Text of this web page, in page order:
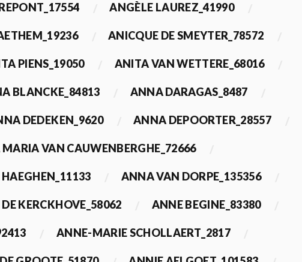
ANGÈLE LAUREZ_41990
ANICQUE DE SMEYTER_78572
PIENS_19050 ANITA VAN WETTERE_68016
BLANCKE_84813 ANNA DARAGAS_8487
DEDEKEN_9620 ANNA DEPOORTER_28557
VAN CAUWENBERGHE_72666
ANNA VAN DORPE_135356
KERCKHOVE_58062 ANNE BEGINE_83380
ANNE-MARIE SCHOLLAERT_2817